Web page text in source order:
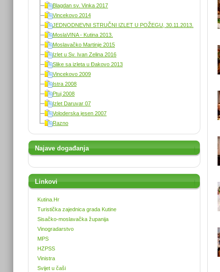
Blagdan sv. Vinka 2017
Vincekovo 2014
JEDNODNEVNI STRUČNI IZLET U POŽEGU, 30.11.2013.
MoslaVINA - Kutina 2013.
Moslavačko Martinje 2015
Izlet u Sv. Ivan Zelina 2016
Slike sa izleta u Đakovo 2013
Vincekovo 2009
Istra 2008
Ptuj 2008
Izlet Daruvar 07
Voloderska jesen 2007
Razno
Najave događanja
Linkovi
Kutina.Hr
Turistička zajednica grada Kutine
Sisačko-moslavačka županija
Vinogradarstvo
MPS
HZPSS
Vinistra
Svijet u čaši